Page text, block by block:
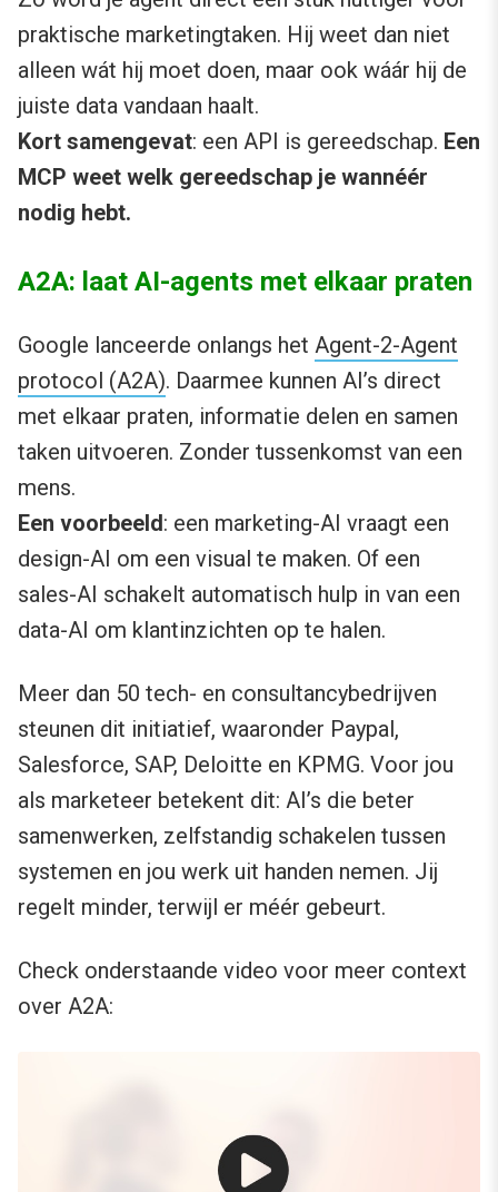
praktische marketingtaken. Hij weet dan niet
alleen wát hij moet doen, maar ook wáár hij de
juiste data vandaan haalt.
Kort samengevat: een API is gereedschap. Een
MCP weet welk gereedschap je wannéér
nodig hebt.
A2A: laat AI-agents met elkaar praten
Google lanceerde onlangs het Agent-2-Agent
protocol (A2A). Daarmee kunnen AI’s direct
met elkaar praten, informatie delen en samen
taken uitvoeren. Zonder tussenkomst van een
mens.
Een voorbeeld: een marketing-AI vraagt een
design-AI om een visual te maken. Of een
sales-AI schakelt automatisch hulp in van een
data-AI om klantinzichten op te halen.
Meer dan 50 tech- en consultancybedrijven
steunen dit initiatief, waaronder Paypal,
Salesforce, SAP, Deloitte en KPMG. Voor jou
als marketeer betekent dit: AI’s die beter
samenwerken, zelfstandig schakelen tussen
systemen en jou werk uit handen nemen. Jij
regelt minder, terwijl er méér gebeurt.
Check onderstaande video voor meer context
over A2A: